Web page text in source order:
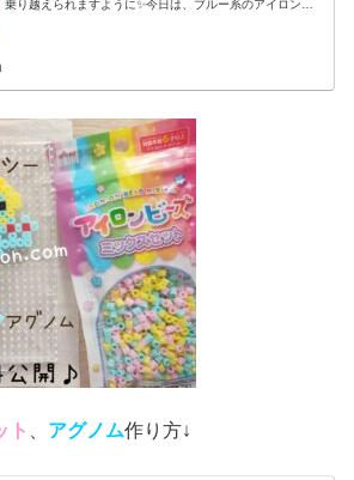
乗り越えられますように✨今日は、ブルー系のアイロンビ
ト アグノム作り方↓